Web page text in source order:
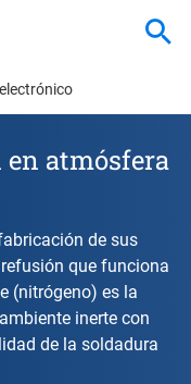
atmósfera
de sus
que funciona
(nitrógeno) es la
inerte con
de la soldadura